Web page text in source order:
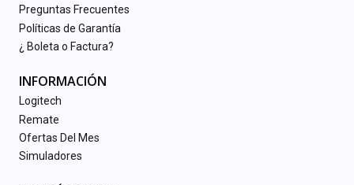
Preguntas Frecuentes
Políticas de Garantía
¿ Boleta o Factura?
INFORMACIÓN
Logitech
Remate
Ofertas Del Mes
Simuladores